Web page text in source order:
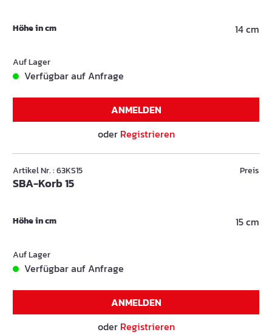
Höhe in cm 14 cm
Auf Lager
Verfügbar auf Anfrage
ANMELDEN
oder Registrieren
Artikel Nr. : 63KS15
SBA-Korb 15
Preis
Höhe in cm 15 cm
Auf Lager
Verfügbar auf Anfrage
ANMELDEN
oder Registrieren